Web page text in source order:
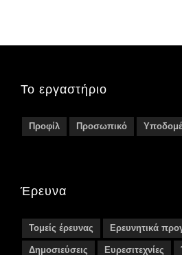
Το εργαστήριο
Προφίλ Προσωπικό
Έρευνα
Τομείς έρευνας Ερευνητικά
Δημοσιεύσεις Ευρεσιτεχνίες